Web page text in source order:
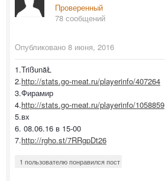
Проверенный
78 сообщений
Опубликовано 8 июня, 2016
1.TrißunăŁ
2.http://stats.go-meat.ru/playerinfo/407264
3.Фирамир
4.http://stats.go-meat.ru/playerinfo/1058859
5.вх
6. 08.06.16 в 15-00
7.http://rgho.st/7RRgpDt26
1 пользователю понравился пост